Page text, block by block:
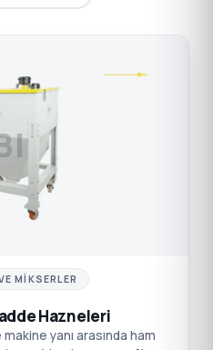
MIKSERLER
Hazneleri
yanı arasında ham